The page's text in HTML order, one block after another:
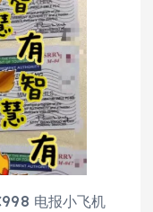
电报小飞机